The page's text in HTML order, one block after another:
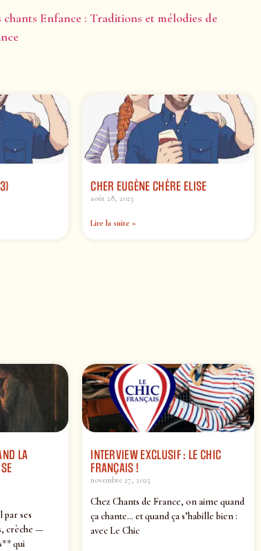
chants Enfance : Traditions et mélodies de
CHER EUGÈNE CHÈRE ELISE
août 28, 2023
Lire la suite »
LA
ses
crèche —
qui
INTERVIEW EXCLUSIF : LE CHIC
FRANÇAIS !
novembre 27, 2025
Chez Chants de France, on aime quand
ça chante… et quand ça s’habille bien :
avec Le Chic